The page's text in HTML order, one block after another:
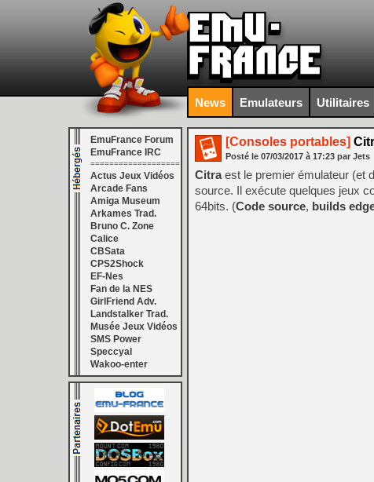
News Emulateurs Utilitaires
EmuFrance Forum
EmuFrance IRC
===================
Actus Jeux Vidéos
Arcade Fans
Amiga Museum
Arkames Trad.
Bruno C. Zone
Calice
CBSata
CPS2Shock
EF-Nes
Fan de la NES
GirlFriend Adv.
Landstalker Trad.
Musée Jeux Vidéos
SMS Power
Speccyal
Wakoo-enter
[Consoles portables]
Posté le 07/03/2017 à 17:23 par Jets
Citraest le premier émulateur (et
source. Il exécute quelques jeux
64bits. (Code source, builds